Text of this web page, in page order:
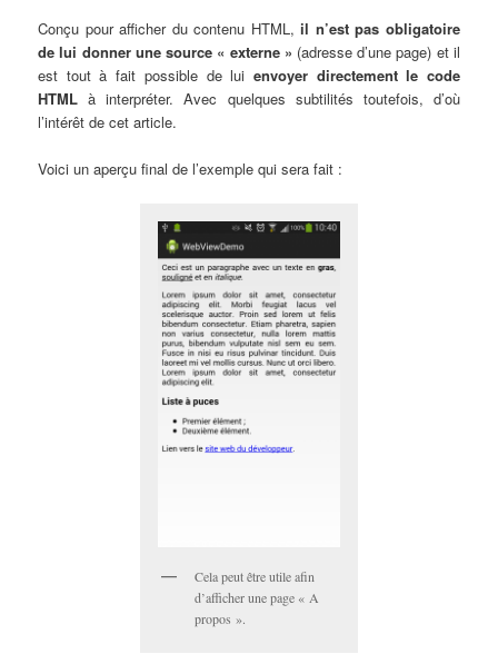
Conçu pour afficher du contenu HTML,il n’est pas obligatoire
de lui donner une source « externe » (adresse d’une page) et il
est tout à fait possible de lui envoyer directement le code
HTML à interpréter. Avec quelques subtilités toutefois, d’où
l’intérêt de cet article.
Voici un aperçu final de l’exemple qui sera fait :
Cela peut être utile afin
d’afficher une page « A
propos ».